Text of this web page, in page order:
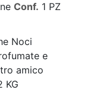
Conf. 1 PZ
Noci
e
amico
KG